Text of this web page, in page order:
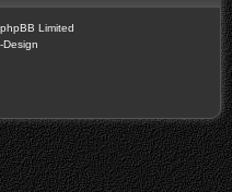
Limited
Design